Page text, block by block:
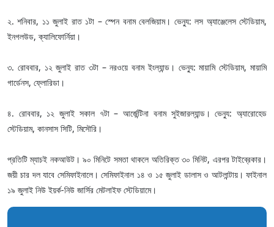
২. শনিবার, ১১ জুলাই রাত ১টা – স্পেন বনাম বেলজিয়াম। ভেন্যু: লস অ্যাঞ্জেলেস স্টেডিয়াম,
ইনগলউড, ক্যালিফোর্নিয়া।
৩. রোববার, ১২ জুলাই রাত ৩টা – নরওয়ে বনাম ইংল্যান্ড। ভেন্যু: মায়ামি স্টেডিয়াম, মায়ামি
গার্ডেনস, ফ্লোরিডা।
৪. রোববার, ১২ জুলাই সকাল ৭টা – আর্জেন্টিনা বনাম সুইজারল্যান্ড। ভেন্যু: অ্যারোহেড
স্টেডিয়াম, কানসাস সিটি, মিসৌরি।
প্রতিটি ম্যাচই নকআউট। ৯০ মিনিটে সমতা থাকলে অতিরিক্ত ৩০ মিনিট, এরপর টাইব্রেকার।
জয়ী চার দল যাবে সেমিফাইনালে। সেমিফাইনাল ১৪ ও ১৫ জুলাই ডালাস ও আটলান্টায়। ফাইনাল
১৯ জুলাই নিউ ইয়র্ক-নিউ জার্সির মেটলাইফ স্টেডিয়ামে।